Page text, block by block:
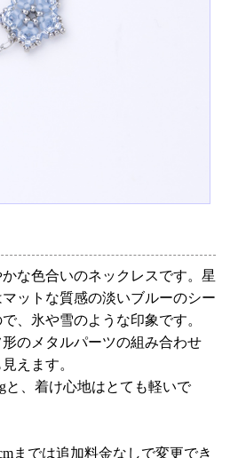
な色合いのネックレスです。星
ットな質感の淡いブルーのシー
、氷や雪のような印象です。
のメタルパーツの組み合わせ
えます。
と、着け心地はとても軽いで
までは追加料金なしで変更でき